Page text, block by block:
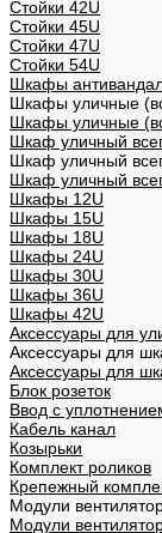
Стойки 42U
Стойки 45U
Стойки 47U
Стойки 54U
Шкафы
Шкафы уличные
Шкафы уличные
Шкаф уличный
Шкаф уличный
Шкаф уличный
Шкафы 12U
Шкафы 15U
Шкафы 18U
Шкафы 24U
Шкафы 30U
Шкафы 36U
Шкафы 42U
Аксессуары для
Аксессуары для
Аксессуары для
Блок розеток
Ввод с
Кабель канал
Козырьки
Комплект роликов
Крепежный
Модули
Модули